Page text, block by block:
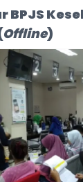
BPJS
Offline)